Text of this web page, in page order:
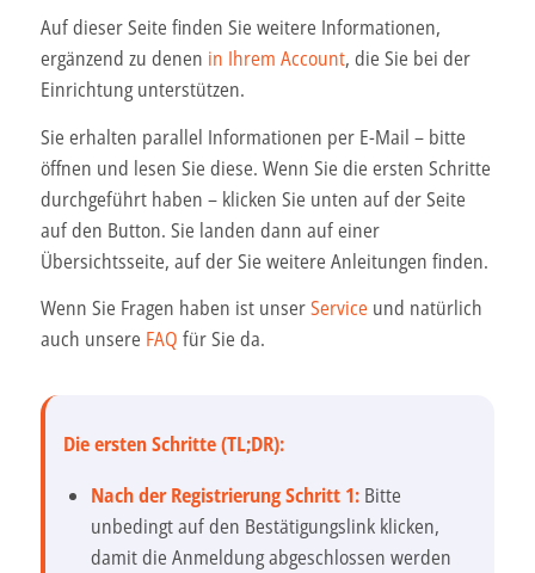
Auf dieser Seite finden Sie weitere Informationen,
ergänzend zu denen in Ihrem Account, die Sie bei der
Einrichtung unterstützen.
Sie erhalten parallel Informationen per E-Mail – bitte
öffnen und lesen Sie diese. Wenn Sie die ersten Schritte
durchgeführt haben – klicken Sie unten auf der Seite
auf den Button. Sie landen dann auf einer
Übersichtsseite, auf der Sie weitere Anleitungen finden.
Wenn Sie Fragen haben ist unserService und natürlich
auch unsere FAQ für Sie da.
Die ersten Schritte (TL;DR):
Nach der Registrierung Schritt 1: Bitte
unbedingt auf den Bestätigungslink klicken,
damit die Anmeldung abgeschlossen werden